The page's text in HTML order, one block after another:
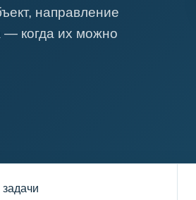
направление
— когда их можно